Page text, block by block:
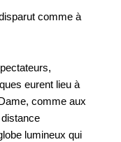
comme à
eurent lieu à
comme aux
lumineux qui